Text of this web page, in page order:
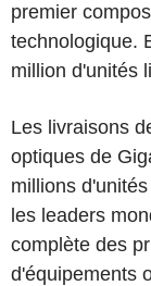
premier
technologique.
million d'unités
Les livraisons
optiques de
millions
les leaders
complète des
d'équipements